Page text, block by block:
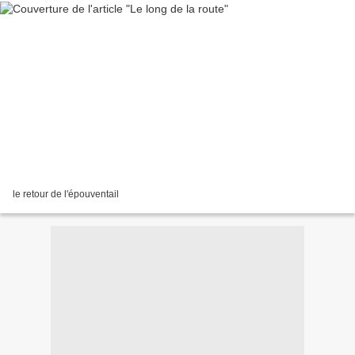
le retour de l'épouventail